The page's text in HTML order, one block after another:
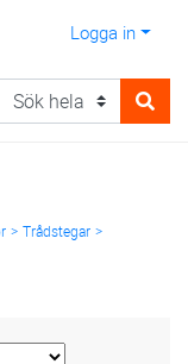
Logga in
Trådstegar